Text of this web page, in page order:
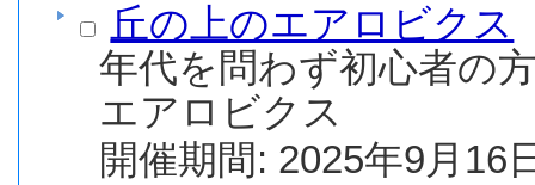
丘の上のエアロビクス
年代を問わず初心者の
エアロビクス
開催期間: 2025年9月16